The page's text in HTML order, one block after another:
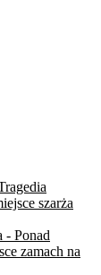
szarża
- Ponad
zamach na